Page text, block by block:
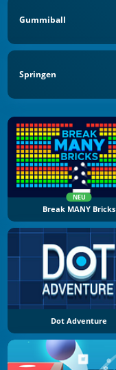
Gummiball
Springen
NEU
Break MANY Bricks
Dot Adventure